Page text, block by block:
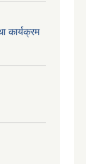
कार्यक्रम